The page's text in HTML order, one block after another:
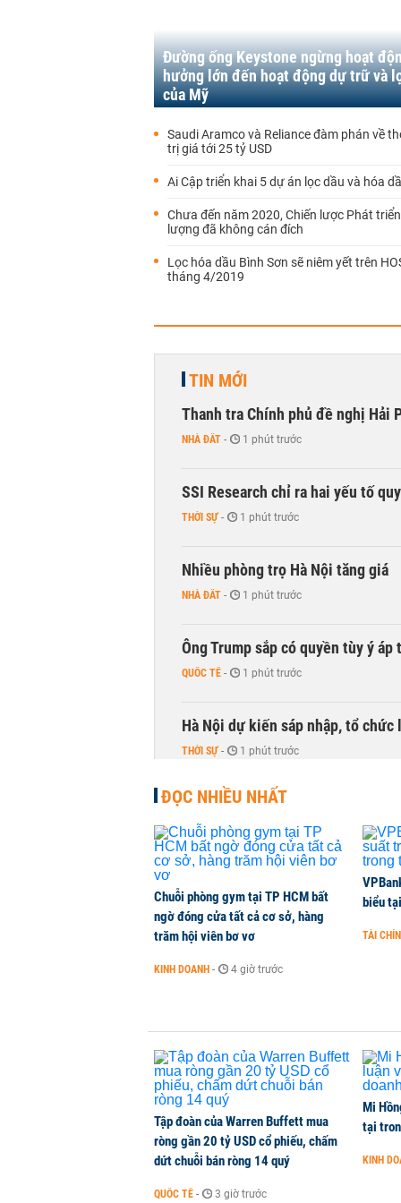
Đường ống Keystone ngừng hoạt
hưởng lớn đến hoạt động dự trữ và
của Mỹ
Saudi Aramco và Reliance đàm phán về
trị giá tới 25 tỷ USD
Ai Cập triển khai 5 dự án lọc dầu và hóa
Chưa đến năm 2020, Chiến lược Phát
lượng đã không cán đích
Lọc hóa dầu Bình Sơn sẽ niêm yết trên
tháng 4/2019
TIN MỚI
Thanh tra Chính phủ đề nghị Hải
NHÀ ĐẤT - 1 phút trước
SSI Research chỉ ra hai yếu tố
THỜI SỰ - 1 phút trước
Nhiều phòng trọ Hà Nội tăng giá
NHÀ ĐẤT - 1 phút trước
Ông Trump sắp có quyền tùy ý
QUỐC TẾ - 1 phút trước
Hà Nội dự kiến sáp nhập, tổ chức
THỜI SỰ - 1 phút trước
ĐỌC NHIỀU NHẤT
Chuỗi phòng gym tại TP HCM bất
ngờ đóng cửa tất cả cơ sở, hàng
trăm hội viên bơ vơ
KINH DOANH - 4 giờ trước
biểu
TÀI
Tập đoàn của Warren Buffett mua
ròng gần 20 tỷ USD cổ phiếu, chấm
dứt chuỗi bán ròng 14 quý
QUỐC TẾ - 3 giờ trước
Mi
tại
KINH